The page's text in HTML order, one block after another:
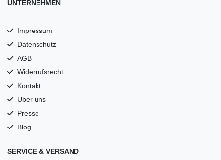
UNTERNEHMEN
Impressum
Datenschutz
AGB
Widerrufsrecht
Kontakt
Über uns
Presse
Blog
SERVICE & VERSAND